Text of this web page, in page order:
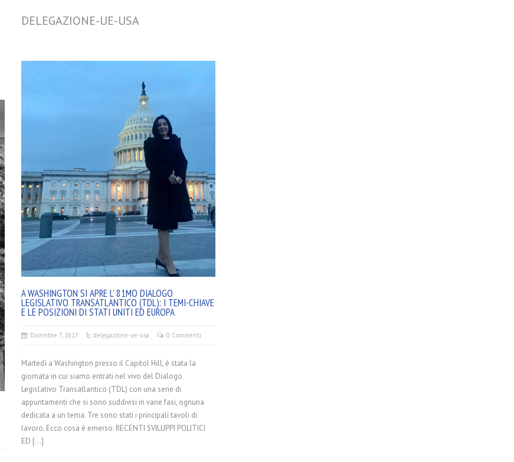
DELEGAZIONE-UE-USA
A WASHINGTON SI APRE L’ 81MO DIALOGO
LEGISLATIVO TRANSATLANTICO (TDL): I TEMI-CHIAVE
E LE POSIZIONI DI STATI UNITI ED EUROPA
Dicembre 7, 2017 delegazione-ue-usa 0 Commenti
Martedì a Washington presso il Capitol Hill, è stata la
giornata in cui siamo entrati nel vivo del Dialogo
Legislativo Transatlantico (TDL) con una serie di
appuntamenti che si sono suddivisi in varie fasi, ognuna
dedicata a un tema. Tre sono stati i principali tavoli di
lavoro. Ecco cosa è emerso: RECENTI SVILUPPI POLITICI
ED […]